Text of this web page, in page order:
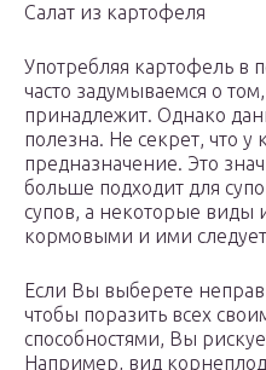
Салат из картофеля
Употребляя картофель в
часто задумываемся о
принадлежит. Однако
полезна. Не секрет, что у
предназначение. Это
больше подходит для
супов, а некоторые виды
кормовыми и ими
Если Вы выберете
чтобы поразить всех
способностями, Вы
Например, вид